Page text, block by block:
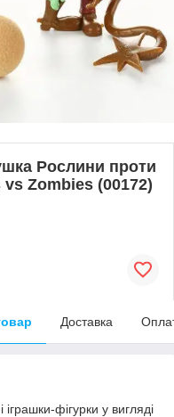
Рослини проти
vs Zombies (00172)
Доставка
іграшки-фігурки у вигляді